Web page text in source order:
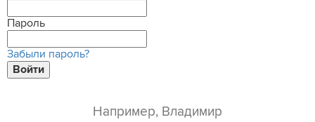
Пароль
Забыли пароль?
Войти